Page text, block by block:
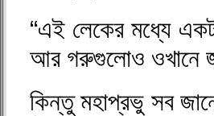
“এই লেকের মধ্যে
আর গরুগুলোও ওখানে
কিন্তু মহাপ্রভু সব